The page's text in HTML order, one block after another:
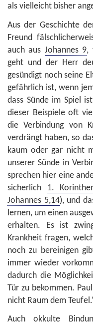
als vielleicht bisher
Aus der Geschichte
Freund
auch aus Johannes 9,
geht und der Herr
gesündigt noch seine
gefährlich ist, wenn
dass Sünde im Spiel
dieser Beispiele oft
die Verbindung von
verdrängt haben, so
kaum oder gar nicht
unserer Sünde in
sprechen hier eine
sicherlich 1.
Johannes 5,14), und
lernen, um einen
erhalten. Es ist
Krankheit fragen,
noch zu bereinigen
immer wieder
dadurch die
Tür zu bekommen.
nicht Raum dem
Auch okkulte